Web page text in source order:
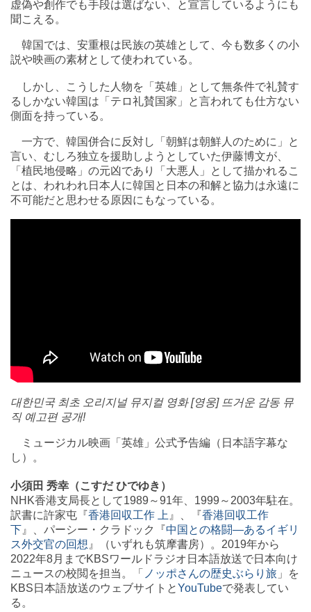
虚偽や創作でも手段は選ばない、と宣言しているようにも
聞こえる。
韓国では、安重根は民族の英雄として、今も数多くの小
説や映画の素材として使われている。
しかし、こうした人物を「英雄」として無条件で礼賛す
るしかない韓国は「テロ礼賛国家」と言われても仕方ない
側面を持っている。
一方で、韓国併合に反対し「朝鮮は朝鮮人のために」と
言い、むしろ独立を援助しようとしていた伊藤博文が、
「植民地侵略」の元凶であり「大悪人」として描かれるこ
とは、われわれ日本人に韓国と日本の和解と協力は永遠に
不可能だと思わせる原因にもなっている。
대한민국 최초 오리지널 뮤지컬 영화 [영웅] 뜨거운 감동 뮤
직 예고편 공개!
ミュージカル映画「英雄」公式予告編（日本語字幕な
し）。
小須田 秀幸（こすだ ひでゆき）
NHK香港支局長として1989～91年、1999～2003年駐在。
訳書に許家屯『香港回収工作 上 』、『香港回収工作
下 』、パーシー・クラドック『中国との格闘―あるイギリ
ス外交官の回想 』（いずれも筑摩書房）。2019年から
2022年8月までKBSワールドラジオ日本語放送で日本向け
ニュースの校閲を担当。「 ノッポさんの歴史ぶらり旅 」を
KBS日本語放送のウェブサイトとYouTubeで発表してい
る。